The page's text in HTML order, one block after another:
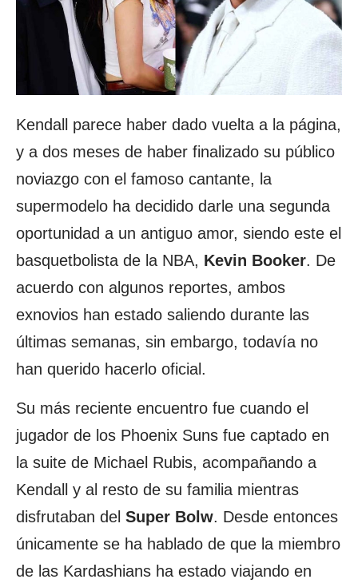
Kendall parece haber dado vuelta a la página,
y a dos meses de haber finalizado su público
noviazgo con el famoso cantante, la
supermodelo ha decidido darle una segunda
oportunidad a un antiguo amor, siendo este el
basquetbolista de la NBA, Kevin Booker. De
acuerdo con algunos reportes, ambos
exnovios han estado saliendo durante las
últimas semanas, sin embargo, todavía no
han querido hacerlo oficial.
Su más reciente encuentro fue cuando el
jugador de los Phoenix Suns fue captado en
la suite de Michael Rubis, acompañando a
Kendall y al resto de su familia mientras
disfrutaban del Super Bolw. Desde entonces
únicamente se ha hablado de que la miembro
de las Kardashians ha estado viajando en